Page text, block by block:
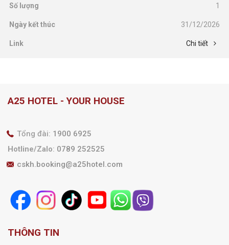
1
31/12/2026
Chi tiết
A25 HOTEL - YOUR HOUSE
Tổng đài: 1900 6925
Hotline/Zalo: 0789 252525
cskh.booking@a25hotel.com
THÔNG TIN